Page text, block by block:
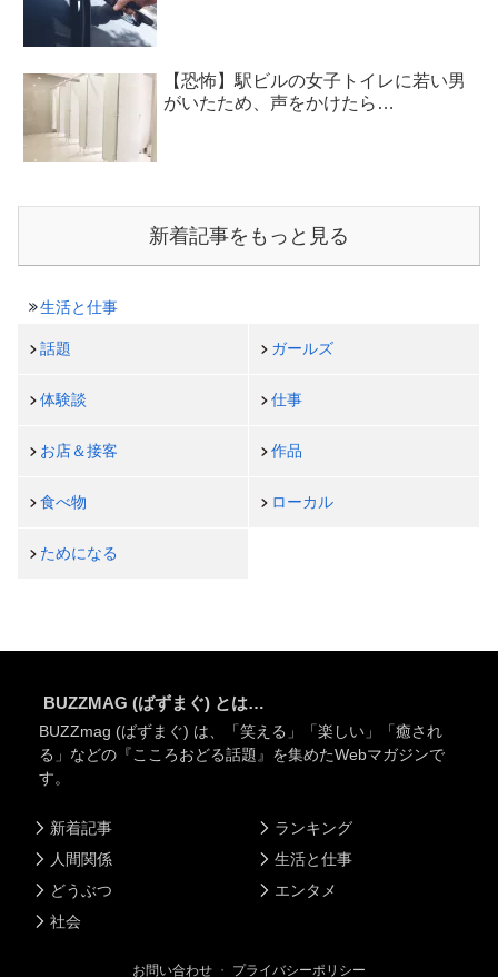
【恐怖】駅ビルの女子トイレに若い男
がいたため、声をかけたら…
新着記事をもっと見る
生活と仕事
話題 ガールズ
体験談 仕事
お店＆接客 作品
食べ物 ローカル
ためになる
BUZZMAG (ばずまぐ) とは…
BUZZmag (ばずまぐ) は、「笑える」「楽しい」「癒され
る」などの『こころおどる話題』を集めたWebマガジンで
す。
新着記事
人間関係
どうぶつ
社会
ランキング
生活と仕事
エンタメ
お問い合わせ ・ プライバシーポリシー